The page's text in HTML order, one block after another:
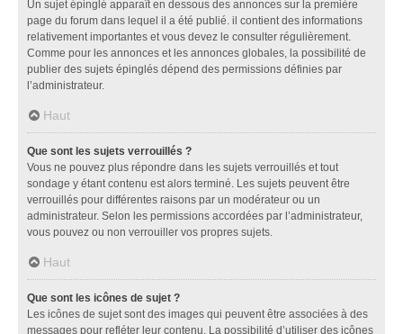
Un sujet épinglé apparaît en dessous des annonces sur la première
page du forum dans lequel il a été publié. il contient des informations
relativement importantes et vous devez le consulter régulièrement.
Comme pour les annonces et les annonces globales, la possibilité de
publier des sujets épinglés dépend des permissions définies par
l’administrateur.
Haut
Que sont les sujets verrouillés ?
Vous ne pouvez plus répondre dans les sujets verrouillés et tout
sondage y étant contenu est alors terminé. Les sujets peuvent être
verrouillés pour différentes raisons par un modérateur ou un
administrateur. Selon les permissions accordées par l’administrateur,
vous pouvez ou non verrouiller vos propres sujets.
Haut
Que sont les icônes de sujet ?
Les icônes de sujet sont des images qui peuvent être associées à des
messages pour refléter leur contenu. La possibilité d’utiliser des icônes